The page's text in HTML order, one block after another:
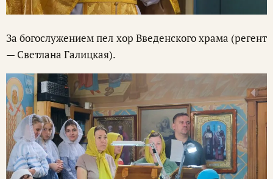
За богослужением пел хор Введенского храма (регент
— Светлана Галицкая).